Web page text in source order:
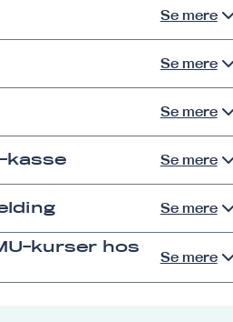
Se mere
Se mere
Se mere
kasse Se mere
Se mere
kurser hos
Se mere